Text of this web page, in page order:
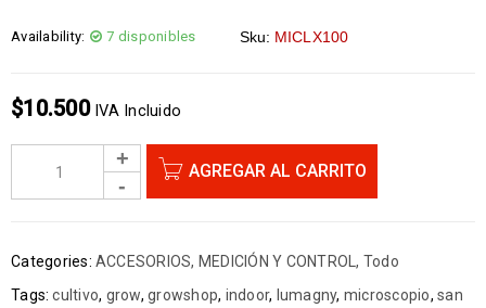
Availability: 7 disponibles Sku: MICLX100
$10.500 IVA Incluido
AGREGAR AL CARRITO
Categories: ACCESORIOS, MEDICIÓN Y CONTROL, Todo
Tags: cultivo, grow, growshop, indoor, lumagny, microscopio, san